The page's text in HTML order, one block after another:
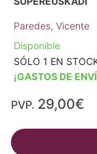
Paredes, Vicente
Disponible
SÓLO 1 EN
¡GASTOS DE
PVP. 29,00€